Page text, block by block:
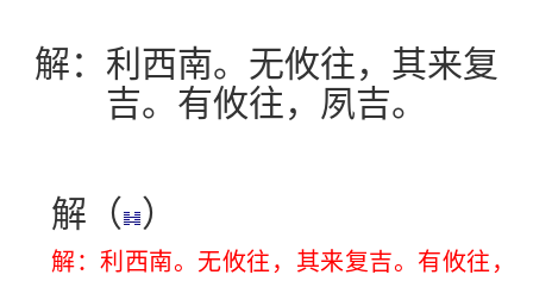
解：利西南。无攸往，其来复
吉。有攸往，夙吉。
解（ ）
解：利西南。无攸往，其来复吉。有攸往，